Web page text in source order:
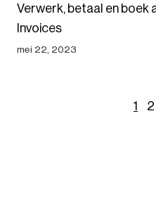
Verwerk, betaal en boek
Invoices
mei 22, 2023
1 2